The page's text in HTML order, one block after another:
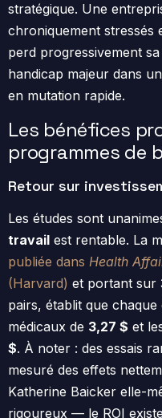
stratégique. Une
chroniquement stressés
perd progressivement
handicap majeur dans
en mutation rapide.
Les bénéfices
programmes de
Retour sur
Les études sont
travail est rentable. La
publiée dans Health
(Harvard) et portant sur
pairs, établit que
médicaux de 3,27 $ et
$. À noter : des essais
mesuré des effets
Katherine Baicker elle-
rigoureux — le ROI